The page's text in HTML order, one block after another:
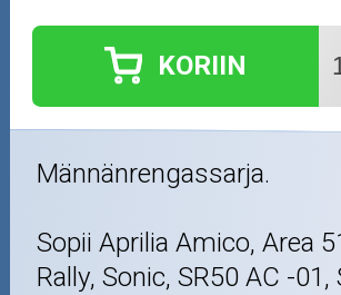
KORIIN
Männänrengassarja.
Sopii Aprilia Amico, Area
Rally, Sonic, SR50 AC -01,